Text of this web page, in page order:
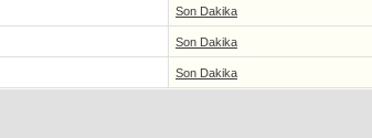
Son Dakika
Son Dakika
Son Dakika